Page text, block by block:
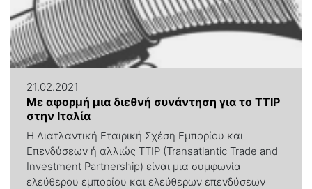
21.02.2021
Με αφορμή μια διεθνή συνάντηση για το TTIP
στην Ιταλία
Η Διατλαντική Εταιρική Σχέση Εμπορίου και
Επενδύσεων ή αλλιώς TTIP (Transatlantic Trade and
Investment Partnership) είναι μια συμφωνία
ελεύθερου εμπορίου και ελεύθερων επενδύσεων